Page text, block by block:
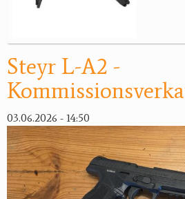
Antikes
Reviereinrichtungen
Steyr L-A2 -
03.06.2026 - 14:50